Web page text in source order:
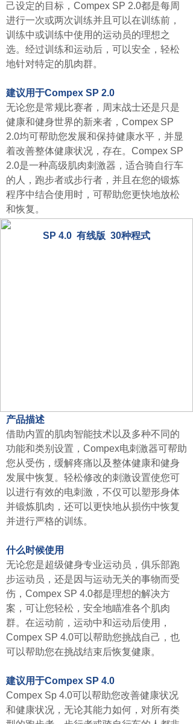
己设定的目标，Compex SP 2.0都是每周
进行一次或两次训练并且可以在训练前，
训练中或训练中使用的运动员的理想之
选。经过训练和运动后，可以安全，轻松
地针对特定的肌肉群。
建议用于Compex SP 2.0
无论您是常规比赛者，周末战士还是只是
健康和健身世界的新来者，Compex SP
2.0均可帮助您发展和保持健康水平，并显
着改善整体健康状况，存在。Compex SP
2.0是一种高级肌肉刺激器，适合骑自行车
的人，跑步者或步行者，并且在您的锻炼
程序中结合使用时，可帮助您更快地放松
和恢复。
SP 4.0 有线版 30种程式
产品描述
借助内置的肌肉智能技术以及多种不同的
功能和类别设置，Compex电刺激器可帮助
您从受伤，缓解疼痛以及整体健康和健身
发展中恢复。轻松修改的刺激设置使您可
以进行有效的电刺激，不仅可以塑形身体
并锻炼肌肉，还可以更快地从损伤中恢复
并进行严格的训练。
什么时候使用
无论您是超级健身专业运动员，俱乐部跑
步运动员，还是因与运动无关的事物而受
伤，Compex SP 4.0都是理想的解决方
案，可让您轻松，安全地瞄准各个肌肉
群。在运动前，运动中和运动后使用，
Compex SP 4.0可以帮助您挑战自己，也
可以帮助您在挑战结束后恢复健康。
建议用于Compex SP 4.0
Compex Sp 4.0可以帮助您改善健康状况
和健康状况，无论其能力如何，对所有类